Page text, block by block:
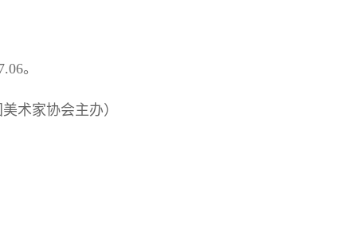
。
术家协会主办）